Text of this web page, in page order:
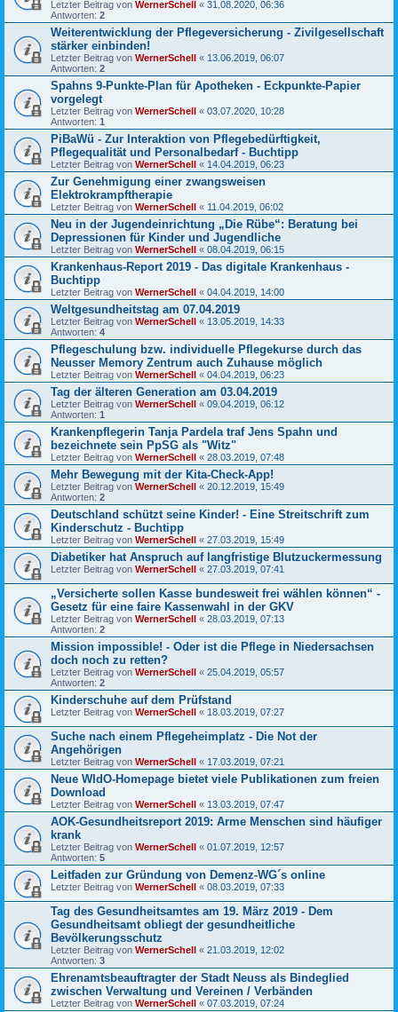
Letzter Beitrag von WernerSchell « 31.08.2020, 06:36
Antworten: 2
Weiterentwicklung der Pflegeversicherung - Zivilgesellschaft
stärker einbinden!
Letzter Beitrag von WernerSchell « 13.06.2019, 06:07
Antworten: 2
Spahns 9-Punkte-Plan für Apotheken - Eckpunkte-Papier
vorgelegt
Letzter Beitrag von WernerSchell « 03.07.2020, 10:28
Antworten: 1
PiBaWü - Zur Interaktion von Pflegebedürftigkeit,
Pflegequalität und Personalbedarf - Buchtipp
Letzter Beitrag von WernerSchell « 14.04.2019, 06:23
Zur Genehmigung einer zwangsweisen
Elektrokrampftherapie
Letzter Beitrag von WernerSchell « 11.04.2019, 06:02
Neu in der Jugendeinrichtung „Die Rübe“: Beratung bei
Depressionen für Kinder und Jugendliche
Letzter Beitrag von WernerSchell « 08.04.2019, 06:15
Krankenhaus-Report 2019 - Das digitale Krankenhaus -
Buchtipp
Letzter Beitrag von WernerSchell « 04.04.2019, 14:00
Weltgesundheitstag am 07.04.2019
Letzter Beitrag von WernerSchell « 13.05.2019, 14:33
Antworten: 4
Pflegeschulung bzw. individuelle Pflegekurse durch das
Neusser Memory Zentrum auch Zuhause möglich
Letzter Beitrag von WernerSchell « 04.04.2019, 06:23
Tag der älteren Generation am 03.04.2019
Letzter Beitrag von WernerSchell « 09.04.2019, 06:12
Antworten: 1
Krankenpflegerin Tanja Pardela traf Jens Spahn und
bezeichnete sein PpSG als "Witz"
Letzter Beitrag von WernerSchell « 28.03.2019, 07:48
Mehr Bewegung mit der Kita-Check-App!
Letzter Beitrag von WernerSchell « 20.12.2019, 15:49
Antworten: 2
Deutschland schützt seine Kinder! - Eine Streitschrift zum
Kinderschutz - Buchtipp
Letzter Beitrag von WernerSchell « 27.03.2019, 15:49
Diabetiker hat Anspruch auf langfristige Blutzuckermessung
Letzter Beitrag von WernerSchell « 27.03.2019, 07:41
„Versicherte sollen Kasse bundesweit frei wählen können“ -
Gesetz für eine faire Kassenwahl in der GKV
Letzter Beitrag von WernerSchell « 28.03.2019, 07:13
Antworten: 2
Mission impossible! - Oder ist die Pflege in Niedersachsen
doch noch zu retten?
Letzter Beitrag von WernerSchell « 25.04.2019, 05:57
Antworten: 2
Kinderschuhe auf dem Prüfstand
Letzter Beitrag von WernerSchell « 18.03.2019, 07:27
Suche nach einem Pflegeheimplatz - Die Not der
Angehörigen
Letzter Beitrag von WernerSchell « 17.03.2019, 07:21
Neue WIdO-Homepage bietet viele Publikationen zum freien
Download
Letzter Beitrag von WernerSchell « 13.03.2019, 07:47
AOK-Gesundheitsreport 2019: Arme Menschen sind häufiger
krank
Letzter Beitrag von WernerSchell « 01.07.2019, 12:57
Antworten: 5
Leitfaden zur Gründung von Demenz-WG´s online
Letzter Beitrag von WernerSchell « 08.03.2019, 07:33
Tag des Gesundheitsamtes am 19. März 2019 - Dem
Gesundheitsamt obliegt der gesundheitliche
Bevölkerungsschutz
Letzter Beitrag von WernerSchell « 21.03.2019, 12:02
Antworten: 3
Ehrenamtsbeauftragter der Stadt Neuss als Bindeglied
zwischen Verwaltung und Vereinen / Verbänden
Letzter Beitrag von WernerSchell « 07.03.2019, 07:24